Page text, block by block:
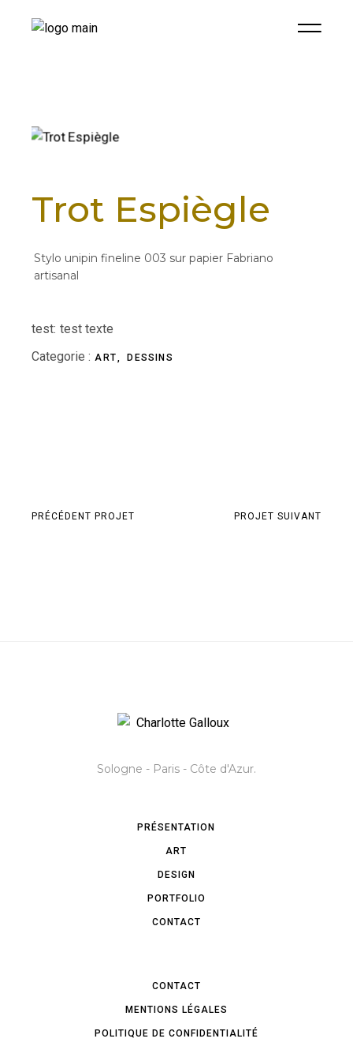
Trot Espiègle
Stylo unipin fineline 003 sur papier Fabriano
artisanal
test: test texte
Categorie : ART DESSINS
PRÉCÉDENT PROJET PROJET SUIVANT
PRÉSENTATION
ART
DESIGN
PORTFOLIO
CONTACT
Sologne - Paris - Côte d'Azur.
CONTACT
MENTIONS LÉGALES
POLITIQUE DE CONFIDENTIALITÉ